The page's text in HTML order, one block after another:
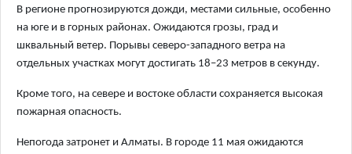
В регионе прогнозируются дожди, местами сильные, особенно
на юге и в горных районах. Ожидаются грозы, град и
шквальный ветер. Порывы северо-западного ветра на
отдельных участках могут достигать 18–23 метров в секунду.
Кроме того, на севере и востоке области сохраняется высокая
пожарная опасность.
Непогода затронет и Алматы. В городе 11 мая ожидаются